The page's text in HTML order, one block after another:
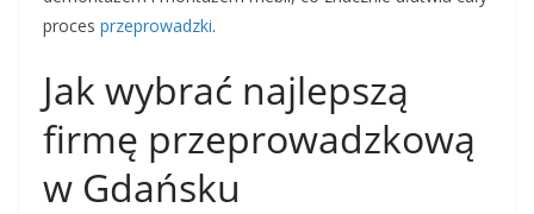
proces przeprowadzki.
Jak wybrać najlepszą
firmę przeprowadzkową
w Gdańsku